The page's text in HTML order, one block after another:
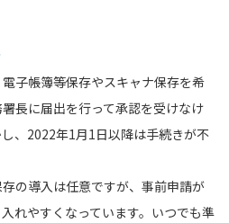
子帳簿等保存やスキャナ保存を希
長に届出を行って承認を受けなけ
、2022年1月1日以降は手続きが不
の導入は任意ですが、事前申請が
れやすくなっています。いつでも準